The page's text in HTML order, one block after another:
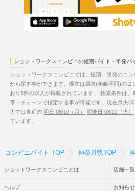
ショットワークスコンビニの短期バイト・単発バ
ショットワークスコンビニでは、短期・単発のコ
から探す事ができます。現在は県央(年齢不問)のコ
おり5件の求人が掲載されています。 検索条件は
帯・チェーンで指定する事が可能です。現在県央(
人では直近の 明日 08/10（月） 明後日 08/11（火）
ています。
コンビニバイト TOP 神奈川県TOP
ショットワークスコンビニとは 店舗一覧
ヘルプ お知らせ